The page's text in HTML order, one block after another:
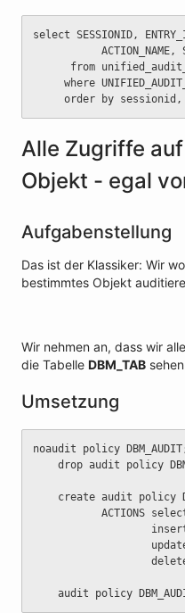
select SESSIONID,
from
where
order by
Alle Zugriffe
Objekt - egal
Aufgabenstellung
Das ist der Klassiker: Wir
bestimmtes Objekt
Wir nehmen an, dass wir
die Tabelle DBM_TAB
Umsetzung
noaudit policy
drop audit policy
create audit policy
ACTIONS
audit policy